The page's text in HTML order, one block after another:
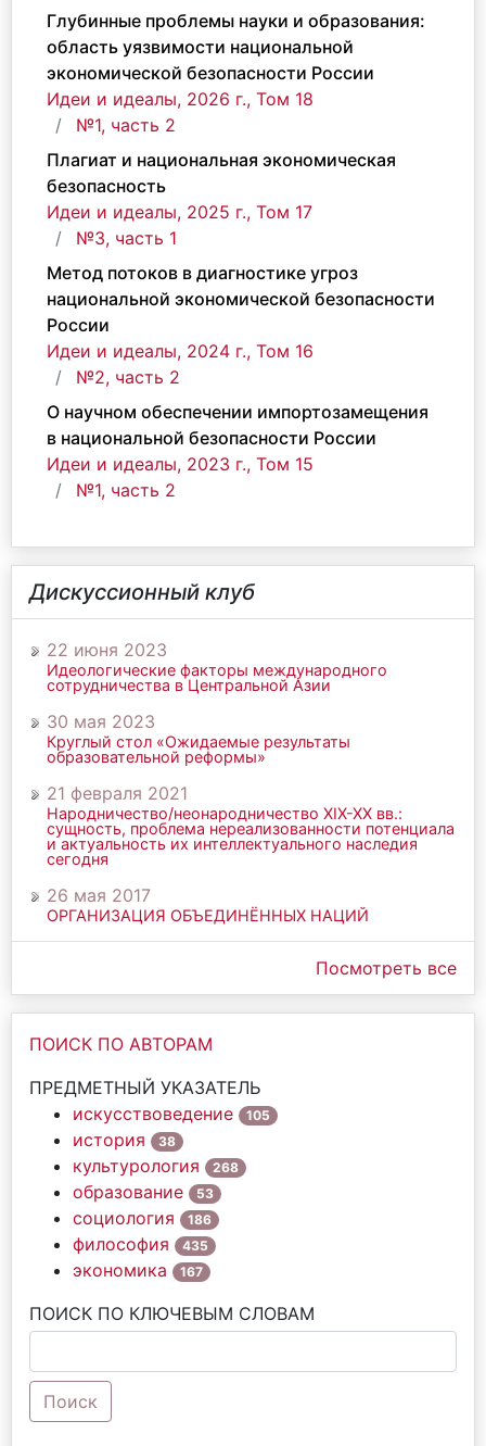
Глубинные проблемы науки и образования:
область уязвимости национальной
экономической безопасности России
Идеи и идеалы, 2026 г., Том 18
№1, часть 2
Плагиат и национальная экономическая
безопасность
Идеи и идеалы, 2025 г., Том 17
№3, часть 1
Метод потоков в диагностике угроз
национальной экономической безопасности
России
Идеи и идеалы, 2024 г., Том 16
№2, часть 2
О научном обеспечении импортозамещения
в национальной безопасности России
Идеи и идеалы, 2023 г., Том 15
№1, часть 2
Дискуссионный клуб
22 июня 2023
Идеологические факторы международного
сотрудничества в Центральной Азии
30 мая 2023
Круглый стол «Ожидаемые результаты
образовательной реформы»
21 февраля 2021
Народничество/неонародничество ХIХ-ХХ вв.:
сущность, проблема нереализованности потенциала
и актуальность их интеллектуального наследия
сегодня
26 мая 2017
ОРГАНИЗАЦИЯ ОБЪЕДИНЁННЫХ НАЦИЙ
Посмотреть все
ПОИСК ПО АВТОРАМ
ПРЕДМЕТНЫЙ УКАЗАТЕЛЬ
искусствоведение
105
история 38
культурология 268
образование 53
социология 186
философия 435
экономика 167
ПОИСК ПО КЛЮЧЕВЫМ СЛОВАМ
Поиск